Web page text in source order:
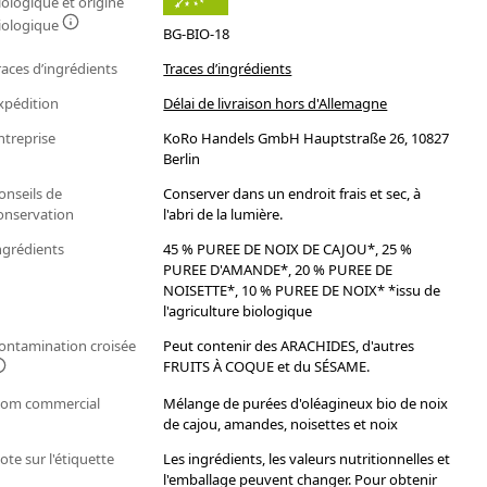
BG-BIO-18
d’ingrédients
Traces d’ingrédients
Délai de livraison hors d'Allemagne
KoRo Handels GmbH Hauptstraße 26, 10827
Berlin
de
Conserver dans un endroit frais et sec, à
l'abri de la lumière.
45 % PUREE DE NOIX DE CAJOU*, 25 %
PUREE D'AMANDE*, 20 % PUREE DE
NOISETTE*, 10 % PUREE DE NOIX* *issu de
l'agriculture biologique
croisée
Peut contenir des ARACHIDES, d'autres
FRUITS À COQUE et du SÉSAME.
commercial
Mélange de purées d'oléagineux bio de noix
de cajou, amandes, noisettes et noix
sur l'étiquette
Les ingrédients, les valeurs nutritionnelles et
l'emballage peuvent changer. Pour obtenir